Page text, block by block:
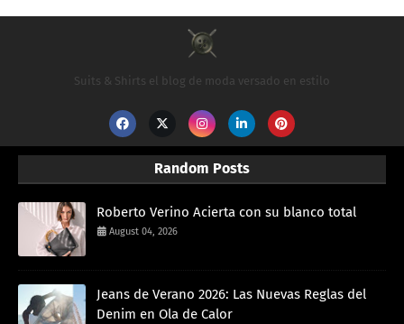
Suits & Shirts el blog de moda versado en estilo
Random Posts
Roberto Verino Acierta con su blanco total
August 04, 2026
Jeans de Verano 2026: Las Nuevas Reglas del
Denim en Ola de Calor